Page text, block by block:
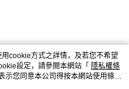
cookie方式之詳情，及若您不希望
設定，請參閱本網站「 隱私權條
示您同意本公司得按本網站使用條款